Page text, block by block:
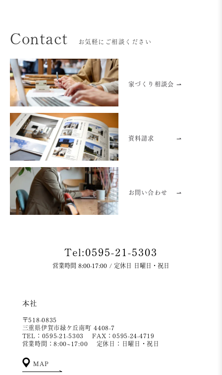
Contact お気軽にご相談ください
家づくり相談会 ⇀
資料請求 ⇀
お問い合わせ ⇀
Tel:0595-21-5303
営業時間 8:00-17:00 / 定休日 日曜日・祝日
本社
〒518-0835
三重県伊賀市緑ケ丘南町 4408-7
TEL：0595-21-5303
FAX：0595-24-4719
営業時間：8:00~17:00
定休日：日曜日・祝日
MAP